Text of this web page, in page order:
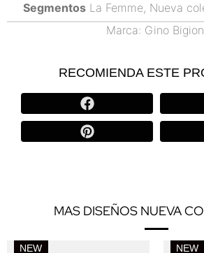
Segmentos La Femme, Nueva
Marca: Gino
RECOMIENDA ESTE
MAS DISEÑOS NUEVA
NEW NEW